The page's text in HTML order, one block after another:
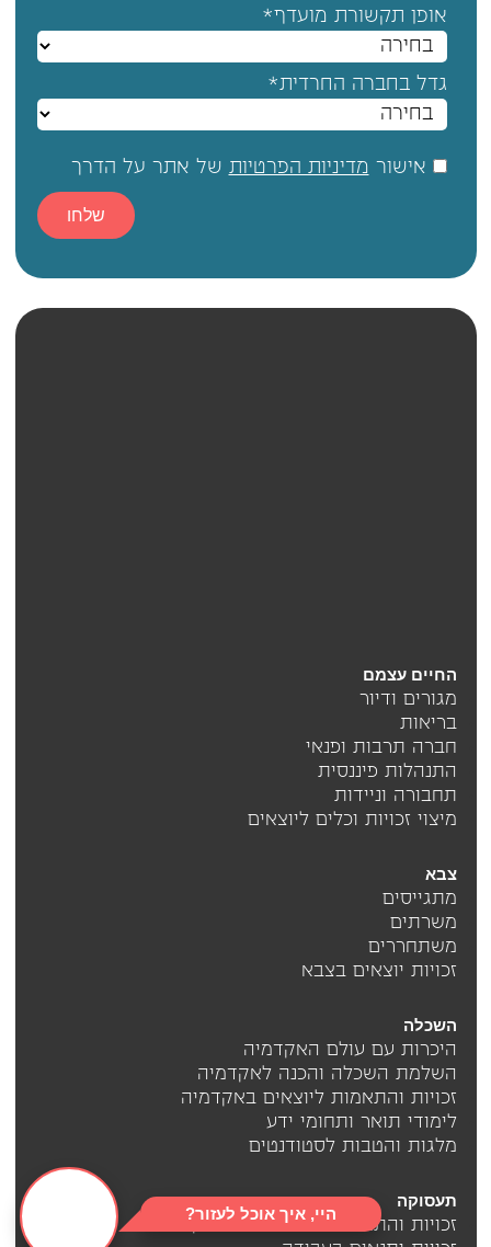
היי, איך אוכל לעזור?
אופן תקשורת מועדף*
גדל בחברה החרדית*
אישור מדיניות הפרטיות של אתר על הדרך
החיים עצמם
מגורים ודיור
בריאות
חברה תרבות ופנאי
התנהלות פיננסית
תחבורה וניידות
מיצוי זכויות וכלים ליוצאים
צבא
מתגייסים
משרתים
משתחררים
זכויות יוצאים בצבא
השכלה
היכרות עם עולם האקדמיה
השלמת השכלה והכנה לאקדמיה
זכויות והתאמות ליוצאים באקדמיה
לימודי תואר ותחומי ידע
מלגות והטבות לסטודנטים
תעסוקה
זכויות והתאמות ליוצאים בתעסוקה